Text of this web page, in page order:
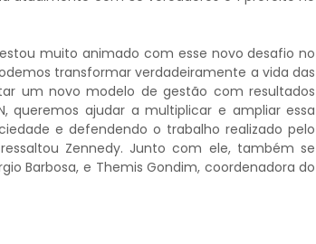
muito animado com esse novo desafio no
transformar verdadeiramente a vida das
um novo modelo de gestão com resultados
queremos ajudar a multiplicar e ampliar essa
e defendendo o trabalho realizado pelo
Zennedy. Junto com ele, também se
Barbosa, e Themis Gondim, coordenadora do